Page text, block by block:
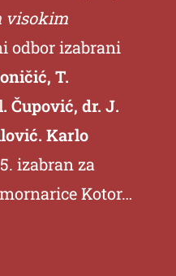
visokim
odbor izabrani
T.
Čupović, dr. J.
Karlo
izabran za
Kotor…